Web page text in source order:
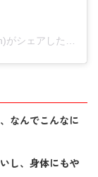
なんでこんなに
し、身体にもや